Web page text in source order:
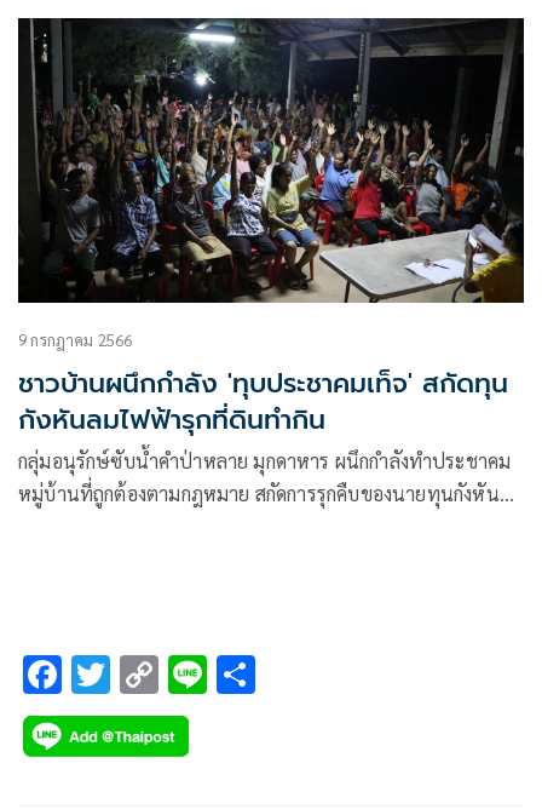
9 กรกฎาคม 2566
ชาวบ้านผนึกกำลัง 'ทุบประชาคมเท็จ' สกัดทุน
กังหันลมไฟฟ้ารุกที่ดินทำกิน
กลุ่มอนุรักษ์ซับน้ำคำป่าหลาย มุกดาหาร ผนึกกำลังทำประชาคม
หมู่บ้านที่ถูกต้องตามกฎหมาย สกัดการรุกคืบของนายทุนกังหันลม
F
ac
e
T
wi
tt
C
o
p
Li